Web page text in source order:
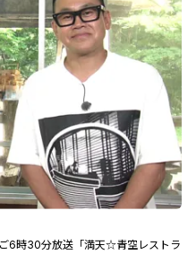
6時30分放送「満天☆青空レストラ